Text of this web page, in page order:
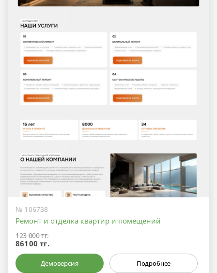
№ 106738
Ремонт и отделка квартир и помещений
123 000 тг.
86100 тг.
Демоверсия Подробнее